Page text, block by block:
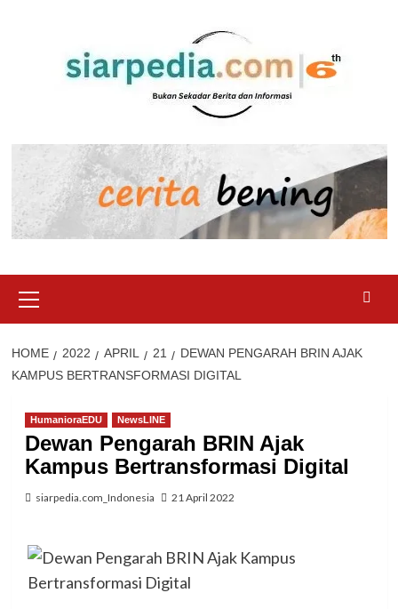
Menu
HOME 2022 APRIL 21
DEWAN PENGARAH BRIN AJAK
KAMPUS BERTRANSFORMASI DIGITAL
HumanioraEDU NewsLINE
Dewan Pengarah BRIN Ajak
Kampus Bertransformasi Digital
siarpedia.com_Indonesia 21 April 2022